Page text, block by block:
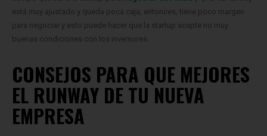
está muy ajustado y queda poca caja, entonces, tiene poco margen
para negociar y esto puede hacer que la startup acepte no muy
buenas condiciones con los inversores.
CONSEJOS PARA QUE MEJORES
EL RUNWAY DE TU NUEVA
EMPRESA